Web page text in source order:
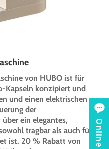
von HUBO ist für
Kapseln konzipiert und
und einen elektrischen
der
ein elegantes,
tragbar als auch für
ist. 20 % Rabatt von